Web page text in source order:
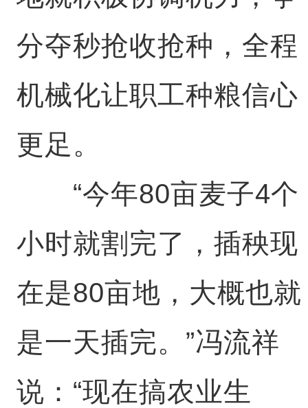
分夺秒抢收抢种，全程
机械化让职工种粮信心
更足。
“今年80亩麦子4个
小时就割完了，插秧现
在是80亩地，大概也就
是一天插完。”冯流祥
说：“现在搞农业生